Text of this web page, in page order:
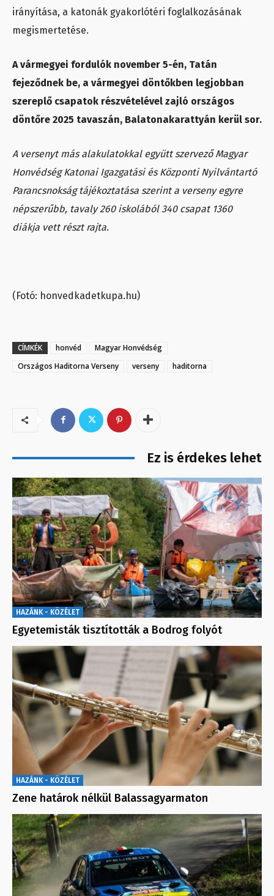
irányítása, a katonák gyakorlótéri foglalkozásának
megismertetése.
A vármegyei fordulók november 5-én, Tatán
fejeződnek be, a vármegyei döntőkben legjobban
szereplő csapatok részvételével zajló országos
döntőre 2025 tavaszán, Balatonakarattyán kerül sor.
A versenyt más alakulatokkal együtt szervező Magyar
Honvédség Katonai Igazgatási és Központi Nyilvántartó
Parancsnokság tájékoztatása szerint a verseny egyre
népszerűbb, tavaly 260 iskolából 340 csapat 1360
diákja vett részt rajta.
(Fotó: honvedkadetkupa.hu)
CÍMKÉK honvéd
Magyar Honvédség
Országos Haditorna Verseny
verseny haditorna
Ez is érdekes lehet
HAZÁNK - KÖZÉLET
Egyetemisták tisztították a Bodrog folyót
HAZÁNK - KÖZÉLET
Zene határok nélkül Balassagyarmaton